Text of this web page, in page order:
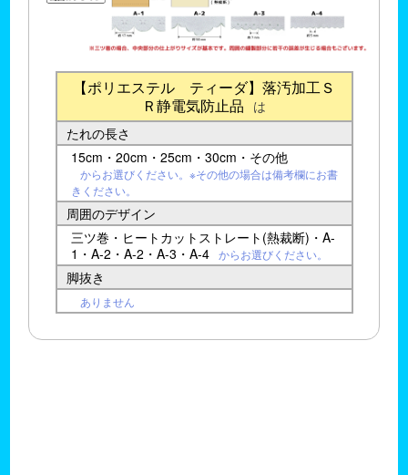
【ポリエステル ティーダ】落汚加工Ｓ
Ｒ静電気防止品 は
たれの長さ
15cm・20cm・25cm・30cm・その他
からお選びください。※その他の場合は備考欄にお書
きください。
周囲のデザイン
三ツ巻・ヒートカットストレート(熱裁断)・A-
1・A-2・A-2・A-3・A-4
からお選びください。
脚抜き
ありません